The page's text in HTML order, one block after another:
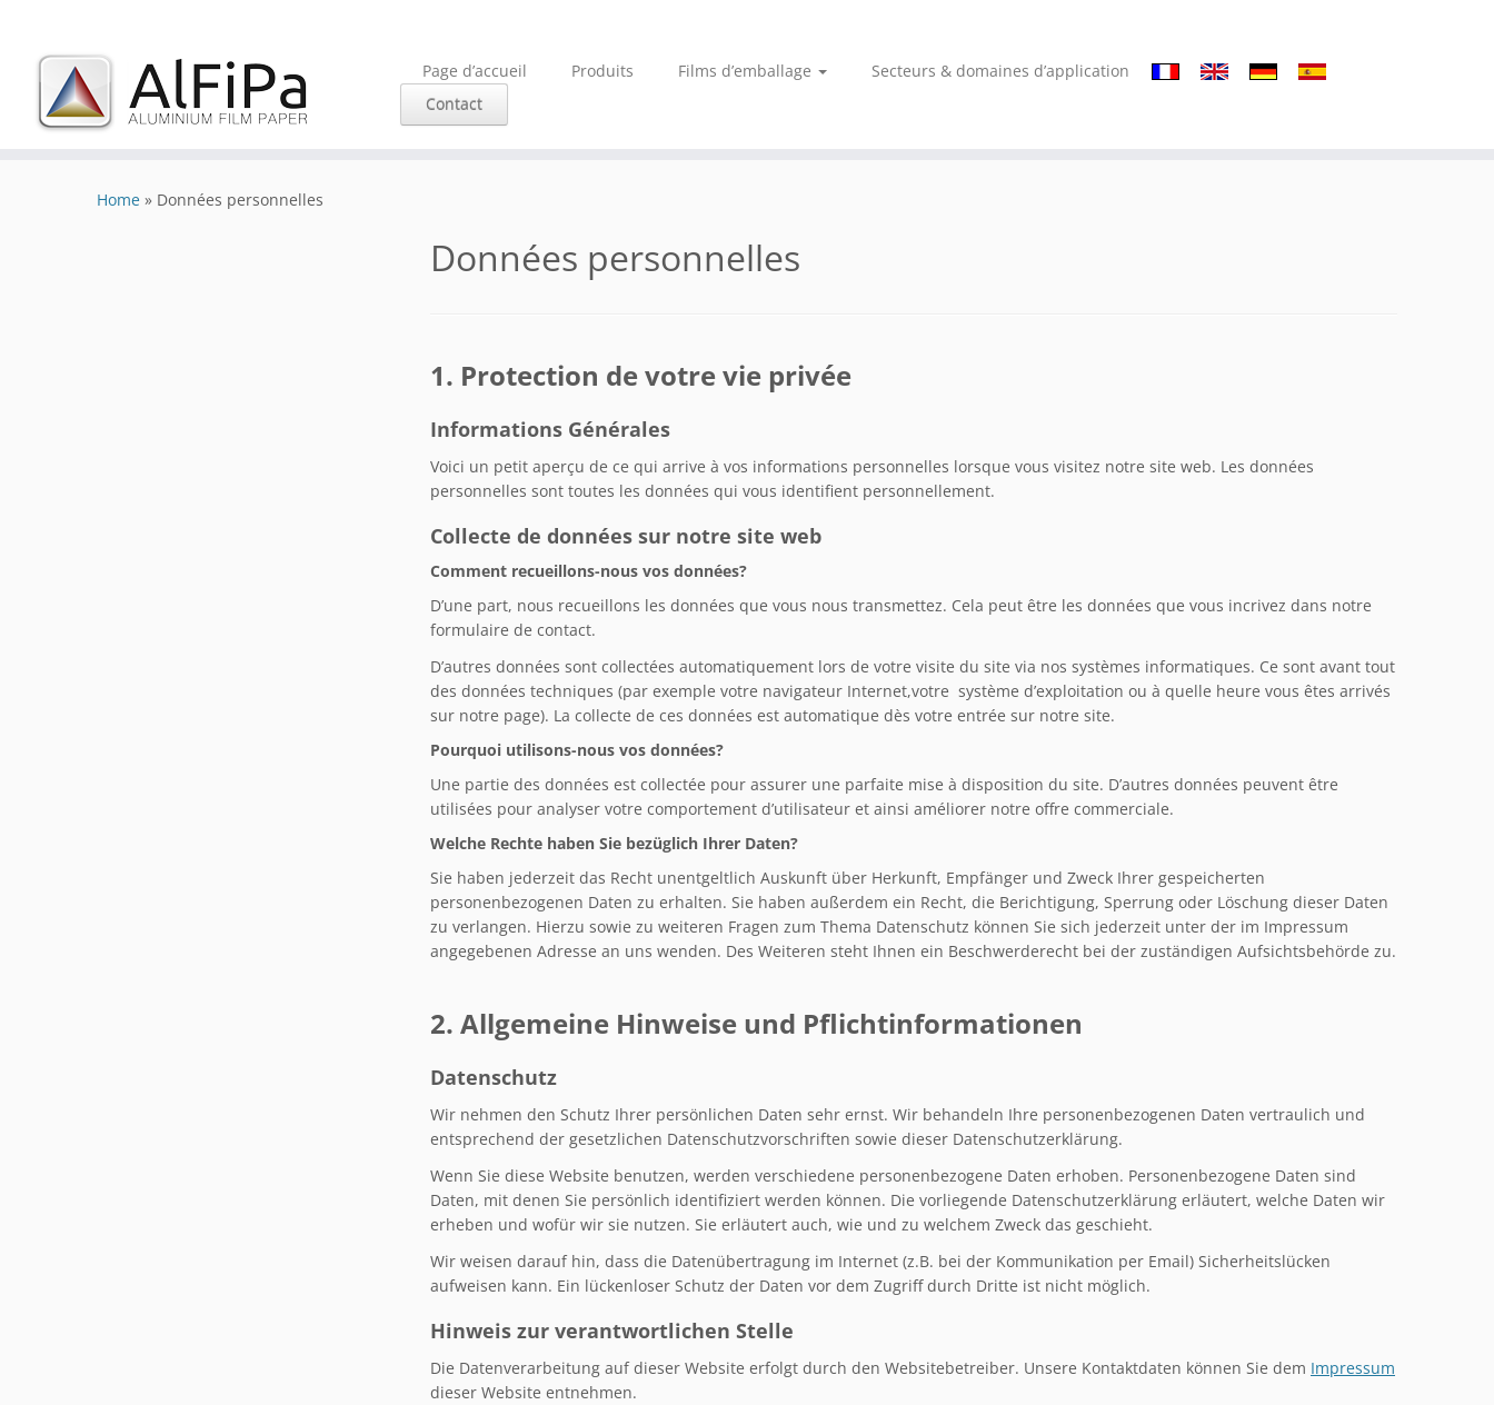
Page d’accueil Produits Films d’emballage
Secteurs & domaines d’application
Contact
Home » Données personnelles
Données personnelles
1. Protection de votre vie privée
Informations Générales
Voici un petit aperçu de ce qui arrive à vos informations personnelles lorsque vous visitez notre site web. Les données
personnelles sont toutes les données qui vous identifient personnellement.
Collecte de données sur notre site web
Comment recueillons-nous vos données?
D’une part, nous recueillons les données que vous nous transmettez. Cela peut être les données que vous incrivez dans notre
formulaire de contact.
D’autres données sont collectées automatiquement lors de votre visite du site via nos systèmes informatiques. Ce sont avant tout
des données techniques (par exemple votre navigateur Internet,votre système d’exploitation ou à quelle heure vous êtes arrivés
sur notre page). La collecte de ces données est automatique dès votre entrée sur notre site.
Pourquoi utilisons-nous vos données?
Une partie des données est collectée pour assurer une parfaite mise à disposition du site. D’autres données peuvent être
utilisées pour analyser votre comportement d’utilisateur et ainsi améliorer notre offre commerciale.
Welche Rechte haben Sie bezüglich Ihrer Daten?
Sie haben jederzeit das Recht unentgeltlich Auskunft über Herkunft, Empfänger und Zweck Ihrer gespeicherten
personenbezogenen Daten zu erhalten. Sie haben außerdem ein Recht, die Berichtigung, Sperrung oder Löschung dieser Daten
zu verlangen. Hierzu sowie zu weiteren Fragen zum Thema Datenschutz können Sie sich jederzeit unter der im Impressum
angegebenen Adresse an uns wenden. Des Weiteren steht Ihnen ein Beschwerderecht bei der zuständigen Aufsichtsbehörde zu.
2. Allgemeine Hinweise und Pflichtinformationen
Datenschutz
Wir nehmen den Schutz Ihrer persönlichen Daten sehr ernst. Wir behandeln Ihre personenbezogenen Daten vertraulich und
entsprechend der gesetzlichen Datenschutzvorschriften sowie dieser Datenschutzerklärung.
Wenn Sie diese Website benutzen, werden verschiedene personenbezogene Daten erhoben. Personenbezogene Daten sind
Daten, mit denen Sie persönlich identifiziert werden können. Die vorliegende Datenschutzerklärung erläutert, welche Daten wir
erheben und wofür wir sie nutzen. Sie erläutert auch, wie und zu welchem Zweck das geschieht.
Wir weisen darauf hin, dass die Datenübertragung im Internet (z.B. bei der Kommunikation per Email) Sicherheitslücken
aufweisen kann. Ein lückenloser Schutz der Daten vor dem Zugriff durch Dritte ist nicht möglich.
Hinweis zur verantwortlichen Stelle
Die Datenverarbeitung auf dieser Website erfolgt durch den Websitebetreiber. Unsere Kontaktdaten können Sie dem Impressum
dieser Website entnehmen.